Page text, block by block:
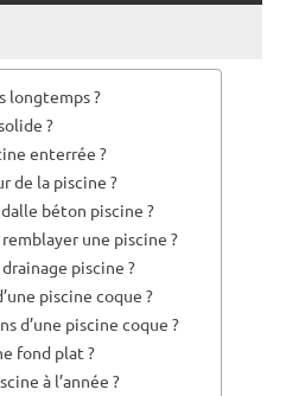
longtemps ?
?
enterrée ?
de la piscine ?
béton piscine ?
une piscine ?
piscine ?
piscine coque ?
d’une piscine coque ?
fond plat ?
à l’année ?